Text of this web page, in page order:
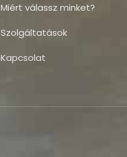
Miért válassz minket?
Szolgáltatások
Kapcsolat